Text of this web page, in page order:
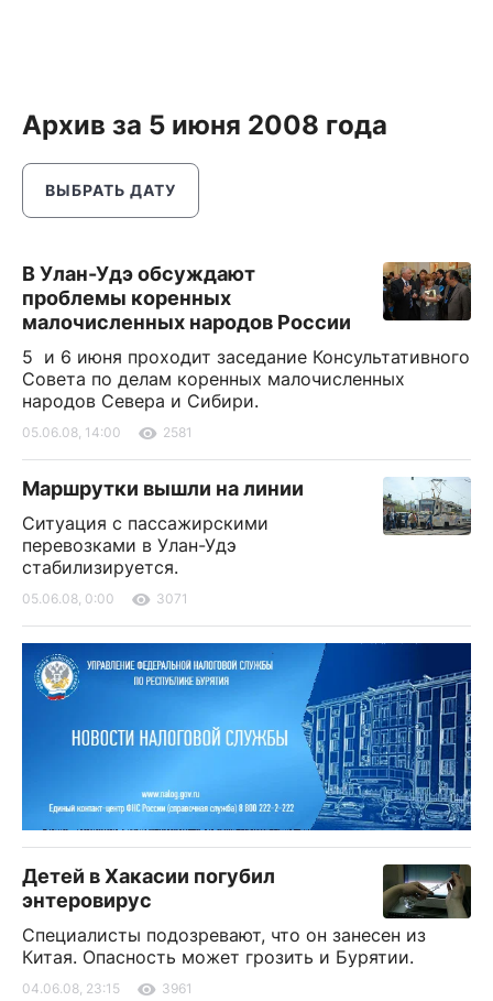
Архив за 5 июня 2008 года
ВЫБРАТЬ ДАТУ
В Улан-Удэ обсуждают
проблемы коренных
малочисленных народов России
5 и 6 июня проходит заседание Консультативного
Совета по делам коренных малочисленных
народов Севера и Сибири.
05.06.08, 14:00 2581
Маршрутки вышли на линии
Ситуация с пассажирскими
перевозками в Улан-Удэ
стабилизируется.
05.06.08, 0:00 3071
Детей в Хакасии погубил
энтеровирус
Специалисты подозревают, что он занесен из
Китая. Опасность может грозить и Бурятии.
04.06.08, 23:15 3961